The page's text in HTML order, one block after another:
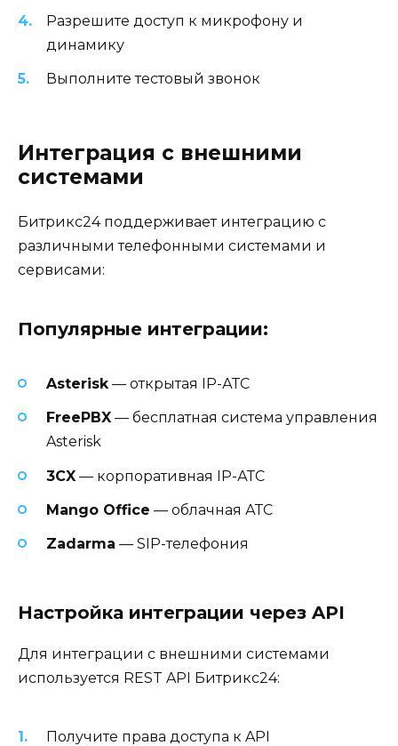
Разрешите доступ к микрофону и
динамику
Выполните тестовый звонок
Интеграция с внешними
системами
Битрикс24 поддерживает интеграцию с
различными телефонными системами и
сервисами:
Популярные интеграции:
Asterisk— открытая IP-АТС
FreePBX — бесплатная система управления
Asterisk
3CX — корпоративная IP-АТС
Mango Office — облачная АТС
Zadarma — SIP-телефония
Настройка интеграции через API
Для интеграции с внешними системами
используется REST API Битрикс24:
Получите права доступа к API